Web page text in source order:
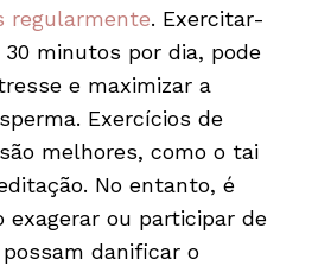
regularmente. Exercitar-
minutos por dia, pode
e maximizar a
Exercícios de
melhores, como o tai
No entanto, é
exagerar ou participar de
danificar o